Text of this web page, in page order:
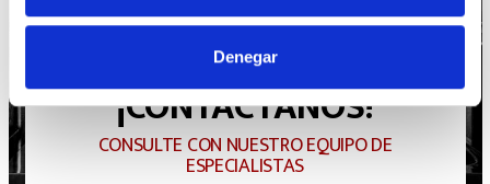
Denegar
¡CONTÁCTANOS!
CONSULTE CON NUESTRO EQUIPO DE
ESPECIALISTAS